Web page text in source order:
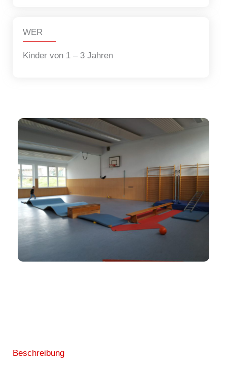
WER
Kinder von 1 – 3 Jahren
Beschreibung